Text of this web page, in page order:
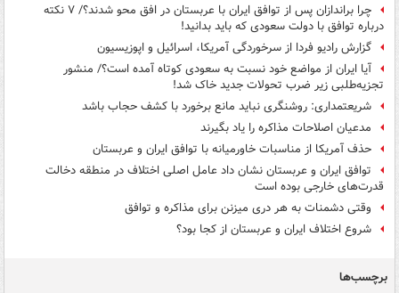
چرا براندازان پس از توافق ایران با عربستان در افق محو شدند؟/ ۷ نکته‌
درباره توافق با دولت سعودی که باید بدانید!
گزارش رادیو فردا از سرخوردگی آمریکا، اسرائیل و اپوزیسیون
آیا ایران از مواضع خود نسبت به سعودی کوتاه آمده است؟/ منشور
تجزیه‌طلبی زیر ضرب تحولات جدید خاک شد!
شریعتمداری: روشنگری نباید مانع برخورد با کشف حجاب باشد
مدعیان اصلاحات مذاکره را یاد بگیرند
حذف آمریکا از مناسبات خاورمیانه با توافق ایران و عربستان
توافق ایران و عربستان نشان داد عامل اصلی اختلاف در منطقه دخالت
قدرت‌های خارجی بوده است
وقتی دشمنات به هر دری میزنن برای مذاکره و توافق
شروع اختلاف ایران و عربستان از کجا بود؟
برچسب‌ها